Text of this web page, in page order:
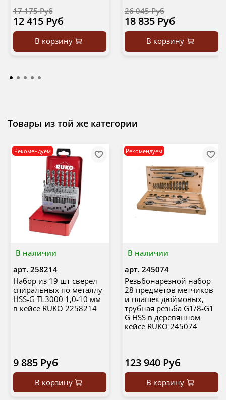
17 175 Руб
12 415 Руб
В корзину
26 045 Руб
18 835 Руб
В корзину
Товары из той же категории
В наличии
Рекомендуем
арт. 258214
Набор из 19 шт сверел
спиральных по металлу
HSS-G TL3000 1,0-10 мм
в кейсе RUKO 2258214
9 885 Руб
В корзину
В наличии
Рекомендуем
арт. 245074
Резьбонарезной набор
28 предметов метчиков
и плашек дюймовых,
трубная резьба G1/8-G1
G HSS в деревянном
кейсе RUKO 245074
123 940 Руб
В корзину